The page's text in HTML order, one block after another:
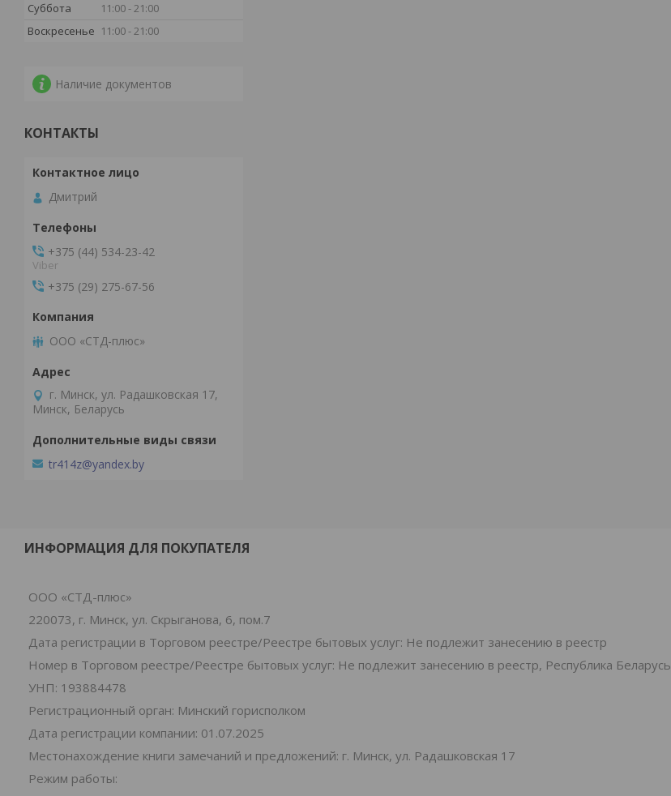
Суббота
11:00 21:00
Воскресенье 11:00 21:00
Наличие документов
КОНТАКТЫ
Дмитрий
+375 (44) 534-23-42
Viber
+375 (29) 275-67-56
ООО «СТД-плюс»
г. Минск, ул. Радашковская 17,
Минск, Беларусь
tr414z@yandex.by
ИНФОРМАЦИЯ ДЛЯ ПОКУПАТЕЛЯ
ООО «СТД-плюс»
220073, г. Минск, ул. Скрыганова, 6, пом.7
Дата регистрации в Торговом реестре/Реестре бытовых услуг: Не подлежит занесению в реестр
Номер в Торговом реестре/Реестре бытовых услуг: Не подлежит занесению в реестр, Республика Беларусь
УНП: 193884478
Регистрационный орган: Минский горисполком
Дата регистрации компании: 01.07.2025
Местонахождение книги замечаний и предложений: г. Минск, ул. Радашковская 17
Режим работы: